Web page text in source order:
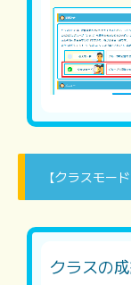
【クラスモー
クラスの